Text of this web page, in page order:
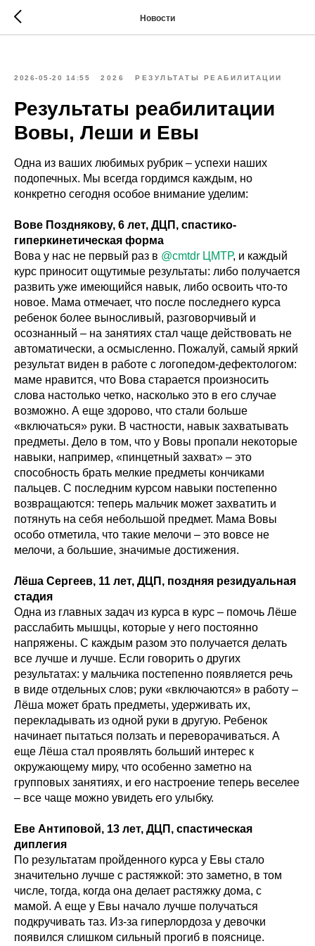
Новости
2026-05-20 14:55 2026 РЕЗУЛЬТАТЫ РЕАБИЛИТАЦИИ
Результаты реабилитации
Вовы, Леши и Евы
Одна из ваших любимых рубрик – успехи наших
подопечных. Мы всегда гордимся каждым, но
конкретно сегодня особое внимание уделим:
Вове Позднякову, 6 лет, ДЦП, спастико-
гиперкинетическая форма
Вова у нас не первый раз в @cmtdr ЦМТР, и каждый
курс приносит ощутимые результаты: либо получается
развить уже имеющийся навык, либо освоить что-то
новое. Мама отмечает, что после последнего курса
ребенок более выносливый, разговорчивый и
осознанный – на занятиях стал чаще действовать не
автоматически, а осмысленно. Пожалуй, самый яркий
результат виден в работе с логопедом-дефектологом:
маме нравится, что Вова старается произносить
слова настолько четко, насколько это в его случае
возможно. А еще здорово, что стали больше
«включаться» руки. В частности, навык захватывать
предметы. Дело в том, что у Вовы пропали некоторые
навыки, например, «пинцетный захват» – это
способность брать мелкие предметы кончиками
пальцев. С последним курсом навыки постепенно
возвращаются: теперь мальчик может захватить и
потянуть на себя небольшой предмет. Мама Вовы
особо отметила, что такие мелочи – это вовсе не
мелочи, а большие, значимые достижения.
Лёша Сергеев, 11 лет, ДЦП, поздняя резидуальная
стадия
Одна из главных задач из курса в курс – помочь Лёше
расслабить мышцы, которые у него постоянно
напряжены. С каждым разом это получается делать
все лучше и лучше. Если говорить о других
результатах: у мальчика постепенно появляется речь
в виде отдельных слов; руки «включаются» в работу –
Лёша может брать предметы, удерживать их,
перекладывать из одной руки в другую. Ребенок
начинает пытаться ползать и переворачиваться. А
еще Лёша стал проявлять больший интерес к
окружающему миру, что особенно заметно на
групповых занятиях, и его настроение теперь веселее
– все чаще можно увидеть его улыбку.
Еве Антиповой, 13 лет, ДЦП, спастическая
диплегия
По результатам пройденного курса у Евы стало
значительно лучше с растяжкой: это заметно, в том
числе, тогда, когда она делает растяжку дома, с
мамой. А еще у Евы начало лучше получаться
подкручивать таз. Из-за гиперлордоза у девочки
появился слишком сильный прогиб в пояснице.